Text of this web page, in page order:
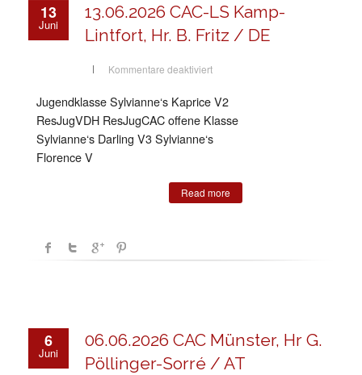
13
Juni
13.06.2026 CAC-LS Kamp-
Lintfort, Hr. B. Fritz / DE
Kommentare deaktiviertfür
LS
Kamp-
Lintfort,
Hr.
B.
Fritz
Jugendklasse Sylvianne‘s Kaprice V2
ResJugVDH ResJugCAC offene Klasse
Sylvianne‘s Darling V3 Sylvianne‘s
Florence V
Read more
6
Juni
06.06.2026 CAC Münster, Hr G.
Pöllinger-Sorré / AT